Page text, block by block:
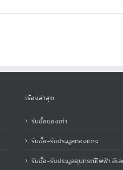
เรื่องล่าสุด
รับซื้อของเก่า
รับซื้อ-รับประมูลทองแดง
รับซื้อ-รับประมูลอุปกรณ์ไฟฟ้า อีเ